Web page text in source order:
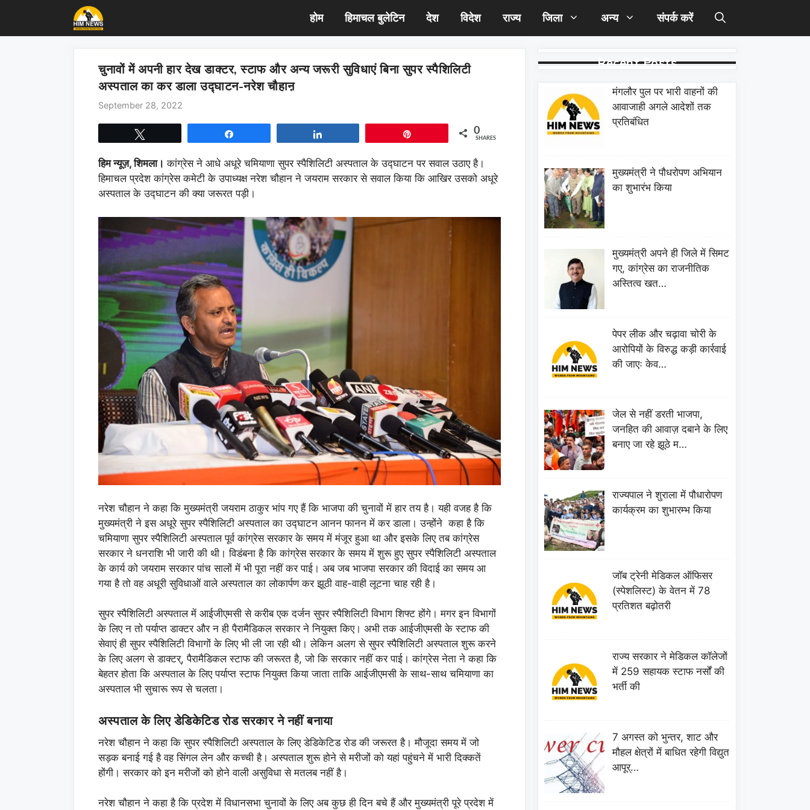
content
होम हिमाचल बुलेटिन देश विदेश राज्य जिला अन्य संपर्क करें
चुनावों में अपनी हार देख डाक्टर, स्टाफ और अन्य जरूरी सुविधाएं बिना सुपर स्पैशिलिटी
अस्पताल का कर डाला उद्घाटन-नरेश चौहाऩ
September 28, 2022
0
SHARES
हिम न्यूज़, शिमला। कांग्रेस ने आधे अधूरे चमियाणा सुपर स्पैशिलिटी अस्पताल के उद्घाटन पर सवाल उठाए है।
हिमाचल प्रदेश कांग्रेस कमेटी के उपाध्यक्ष नरेश चौहान ने जयराम सरकार से सवाल किया कि आखिर उसको अधूरे
अस्पताल के उद्घाटन की क्या जरूरत पड़ी।
नरेश चौहान ने कहा कि मुख्यमंत्री जयराम ठाकुर भांप गए हैं कि भाजपा की चुनावों में हार तय है। यही वजह है कि
मुख्यमंत्री ने इस अधूरे सुपर स्पैशिलिटी अस्पताल का उद्घाटन आनन फानन में कर डाला। उन्होंने कहा है कि
चमियाणा सुपर स्पैशिलिटी अस्पताल पूर्व कांग्रेस सरकार के समय में मंजूर हुआ था और इसके लिए तब कांग्रेस
सरकार ने धनराशि भी जारी की थी। विडंबना है कि कांग्रेस सरकार के समय में शुरू हुए सुपर स्पैशिलिटी अस्पताल
के कार्य को जयराम सरकार पांच सालों में भी पूरा नहीं कर पाई। अब जब भाजपा सरकार की विदाई का समय आ
गया है तो वह अधूरी सुविधाओं वाले अस्पताल का लोकार्पण कर झूठी वाह-वाही लूटना चाह रही है।
सुपर स्पैशिलिटी अस्पताल में आईजीएमसी से करीब एक दर्जन सुपर स्पैशिलिटी विभाग शिफ्ट होंगे। मगर इन विभागों
के लिए न तो पर्याप्त डाक्टर और न ही पैरामैडिकल सरकार ने नियुक्त किए। अभी तक आईजीएमसी के स्टाफ की
सेवाएं ही सुपर स्पैशिलिटी विभागों के लिए भी ली जा रही थी। लेकिन अलग से सुपर स्पैशिलिटी अस्पताल शुरू करने
के लिए अलग से डाक्टर्, पैरामैडिकल स्टाफ की जरूरत है, जो कि सरकार नहीं कर पाई। कांग्रेस नेता ने कहा कि
बेहतर होता कि अस्पताल के लिए पर्याप्त स्टाफ नियुक्त किया जाता ताकि आईजीएमसी के साथ-साथ चमियाणा का
अस्पताल भी सुचारू रूप से चलता।
अस्पताल के लिए डेडिकेटिड रोड सरकार ने नहीं बनाया
नरेश चौहान ने कहा कि सुपर स्पैशिलिटी अस्पताल के लिए डेडिकेटिड रोड की जरूरत है। मौजूदा समय में जो
सड़क बनाई गई है वह सिंगल लेन और कच्ची है। अस्पताल शुरू होने से मरीजों को यहां पहुंचने में भारी दिक्कतें
होंगी। सरकार को इन मरीजों को होने वाली असुविधा से मतलब नहीं है।
नरेश चौहान ने कहा है कि प्रदेश में विधानसभा चुनावों के लिए अब कुछ ही दिन बचे हैं और मुख्यमंत्री पूरे प्रदेश में
Recent Posts
मंगलौर पुल पर भारी वाहनों की
आवाजाही अगले आदेशों तक
प्रतिबंधित
मुख्यमंत्री ने पौधरोपण अभियान
का शुभारंभ किया
मुख्यमंत्री अपने ही जिले में सिमट
गए, कांग्रेस का राजनीतिक
अस्तित्व खत…
पेपर लीक और चढ़ावा चोरी के
आरोपियों के विरुद्ध कड़ी कार्रवाई
की जाएः केव…
जेल से नहीं डरती भाजपा,
जनहित की आवाज़ दबाने के लिए
बनाए जा रहे झूठे म…
राज्यपाल ने शुराला में पौधारोपण
कार्यक्रम का शुभारम्भ किया
जॉब ट्रेनी मेडिकल ऑफिसर
(स्पेशलिस्ट) के वेतन में 78
प्रतिशत बढ़ोतरी
राज्य सरकार ने मेडिकल कॉलेजों
में 259 सहायक स्टाफ नर्सों की
भर्ती की
7 अगस्त को भुन्तर, शाट और
मौहल क्षेत्रों में बाधित रहेगी विद्युत
आपूर्…